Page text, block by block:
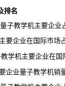
排名
教学机主要企业
业在国际市场占
主要企业在国际
量子教学机销量